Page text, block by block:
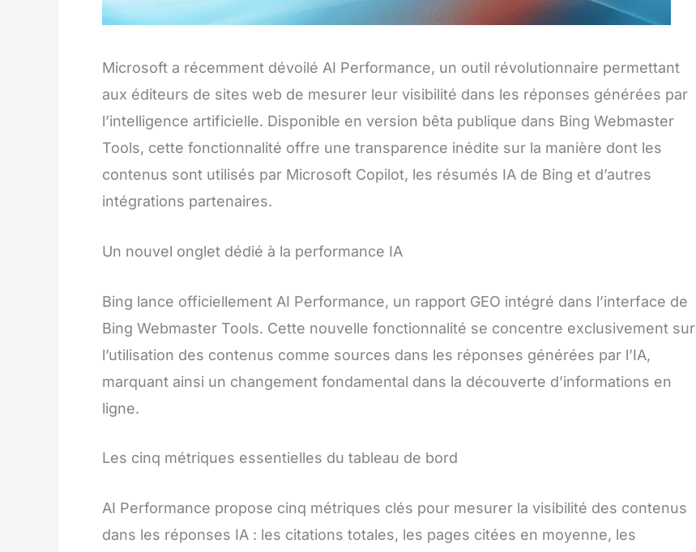
Microsoft a récemment dévoilé AI Performance, un outil révolutionnaire permettant
aux éditeurs de sites web de mesurer leur visibilité dans les réponses générées par
l’intelligence artificielle. Disponible en version bêta publique dans Bing Webmaster
Tools, cette fonctionnalité offre une transparence inédite sur la manière dont les
contenus sont utilisés par Microsoft Copilot, les résumés IA de Bing et d’autres
intégrations partenaires.
Un nouvel onglet dédié à la performance IA
Bing lance officiellement AI Performance, un rapport GEO intégré dans l’interface de
Bing Webmaster Tools. Cette nouvelle fonctionnalité se concentre exclusivement sur
l’utilisation des contenus comme sources dans les réponses générées par l’IA,
marquant ainsi un changement fondamental dans la découverte d’informations en
ligne.
Les cinq métriques essentielles du tableau de bord
AI Performance propose cinq métriques clés pour mesurer la visibilité des contenus
dans les réponses IA : les citations totales, les pages citées en moyenne, les